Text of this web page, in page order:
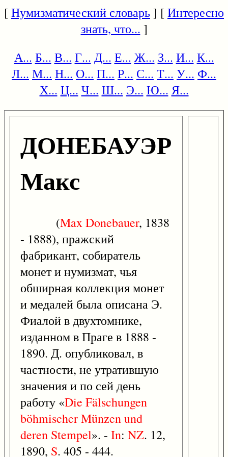
[Нумизматический словарь] [Интересно
знать, что... ]
А... Б... В... Г... Д... Е... Ж... З... И... К...
Л... М... Н... О... П... Р... С... Т... У... Ф...
Х... Ц... Ч... Ш... Э... Ю... Я...
ДОНЕБАУЭР
Макс
(MaxDonebauer, 1838
- 1888), пражский
фабрикант, собиратель
монет и нумизмат, чья
обширная коллекция монет
и медалей была описана Э.
Фиалой в двухтомнике,
изданном в Праге в 1888 -
1890. Д. опубликовал, в
частности, не утратившую
значения и по сей день
работу «Die Fälschungen
böhmischerMünzenund
deren Stempel». - In: NZ. 12,
1890, S. 405 - 444.